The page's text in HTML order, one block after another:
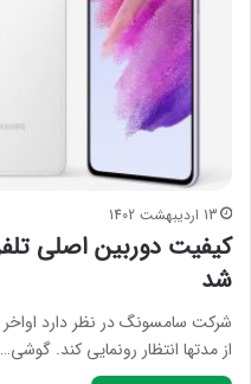
13 اردیبهشت 1402
شد
از مدتها انتظار رونمایی کند. گوشی…